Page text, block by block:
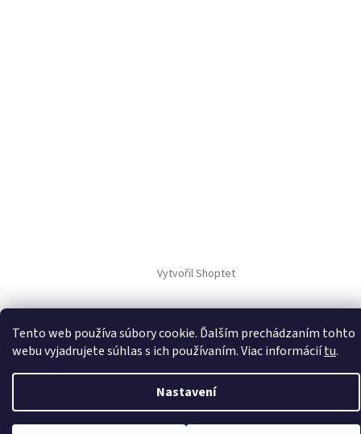
Tento web používa súbory cookie. Ďalším prechádzaním tohto
webu vyjadrujete súhlas s ich používaním. Viac informáciítu.
Nastavení
Vytvořil Shoptet
. Všechna práva vyhrazena.